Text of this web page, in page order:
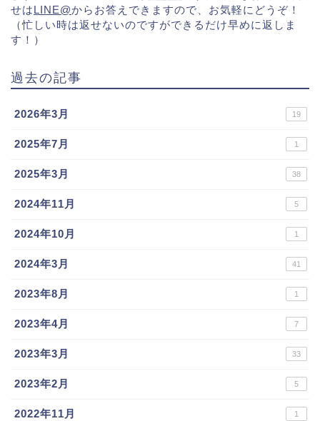
せはLINE@からお答えできますので、お気軽にどうぞ！
（忙しい時は返せないのですができるだけ早めに返しま
す！）
過去の記事
2026年3月 19
2025年7月 1
2025年3月 38
2024年11月 5
2024年10月 1
2024年3月 41
2023年8月 1
2023年4月 7
2023年3月 33
2023年2月 5
2022年11月 1